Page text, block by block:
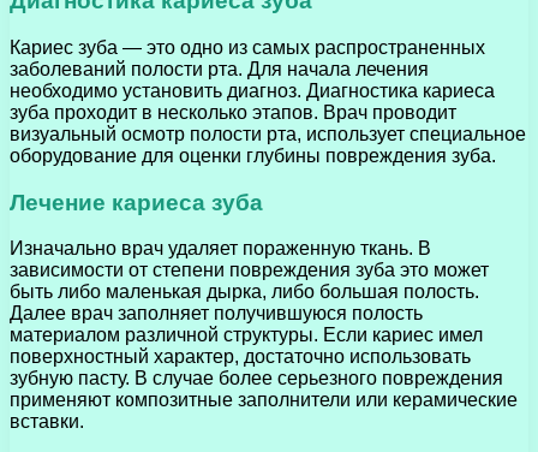
Кариес зуба — это одно из самых распространенных
заболеваний полости рта. Для начала лечения
необходимо установить диагноз. Диагностика кариеса
зуба проходит в несколько этапов. Врач проводит
визуальный осмотр полости рта, использует специальное
оборудование для оценки глубины повреждения зуба.
Лечение кариеса зуба
Изначально врач удаляет пораженную ткань. В
зависимости от степени повреждения зуба это может
быть либо маленькая дырка, либо большая полость.
Далее врач заполняет получившуюся полость
материалом различной структуры. Если кариес имел
поверхностный характер, достаточно использовать
зубную пасту. В случае более серьезного повреждения
применяют композитные заполнители или керамические
вставки.